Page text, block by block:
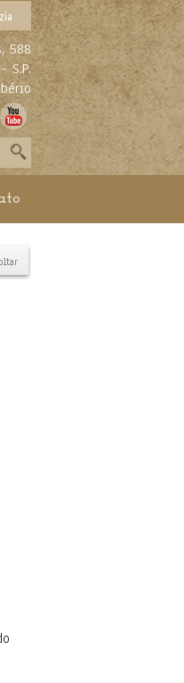
588
S.P.